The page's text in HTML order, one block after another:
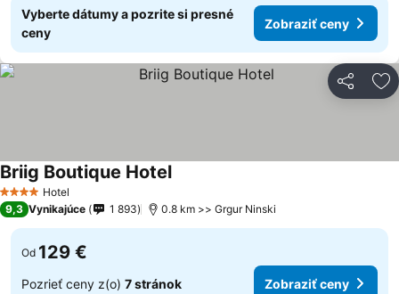
Vyberte dátumy a pozrite si presné
ceny
Zobraziť ceny
Zdieľať
4 Počet hviezdičiek
Hotel
Briig Boutique HotelZobraziť ceny
9,3 Vynikajúce 1 893 0.8 km >> Grgur Ninski
Od 129 €
Pozrieť ceny z(o) 7 stránok Zobraziť ceny